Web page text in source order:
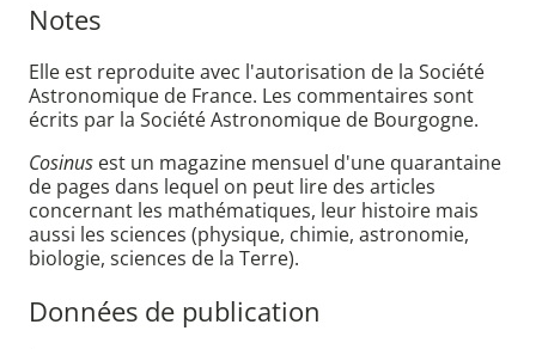
Notes
Elle est reproduite avec l'autorisation de la Société
Astronomique de France. Les commentaires sont
écrits par la Société Astronomique de Bourgogne.
Cosinus est un magazine mensuel d'une quarantaine
de pages dans lequel on peut lire des articles
concernant les mathématiques, leur histoire mais
aussi les sciences (physique, chimie, astronomie,
biologie, sciences de la Terre).
Données de publication